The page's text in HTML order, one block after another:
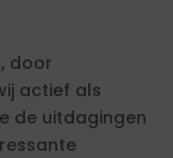
door
actief als
de uitdagingen